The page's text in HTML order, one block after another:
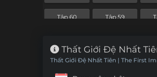
Tập 60 Tập 59
Tập 36 Tập 35
Thất Giới Đệ Nhất
Thất Giới Đệ Nhất Tiên | The First